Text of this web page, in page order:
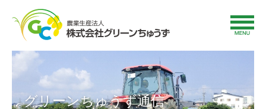
グリーンちゅうず通信